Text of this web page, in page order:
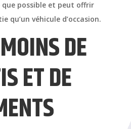
possible et peut offrir
qu’un véhicule d’occasion.
DE
ET DE